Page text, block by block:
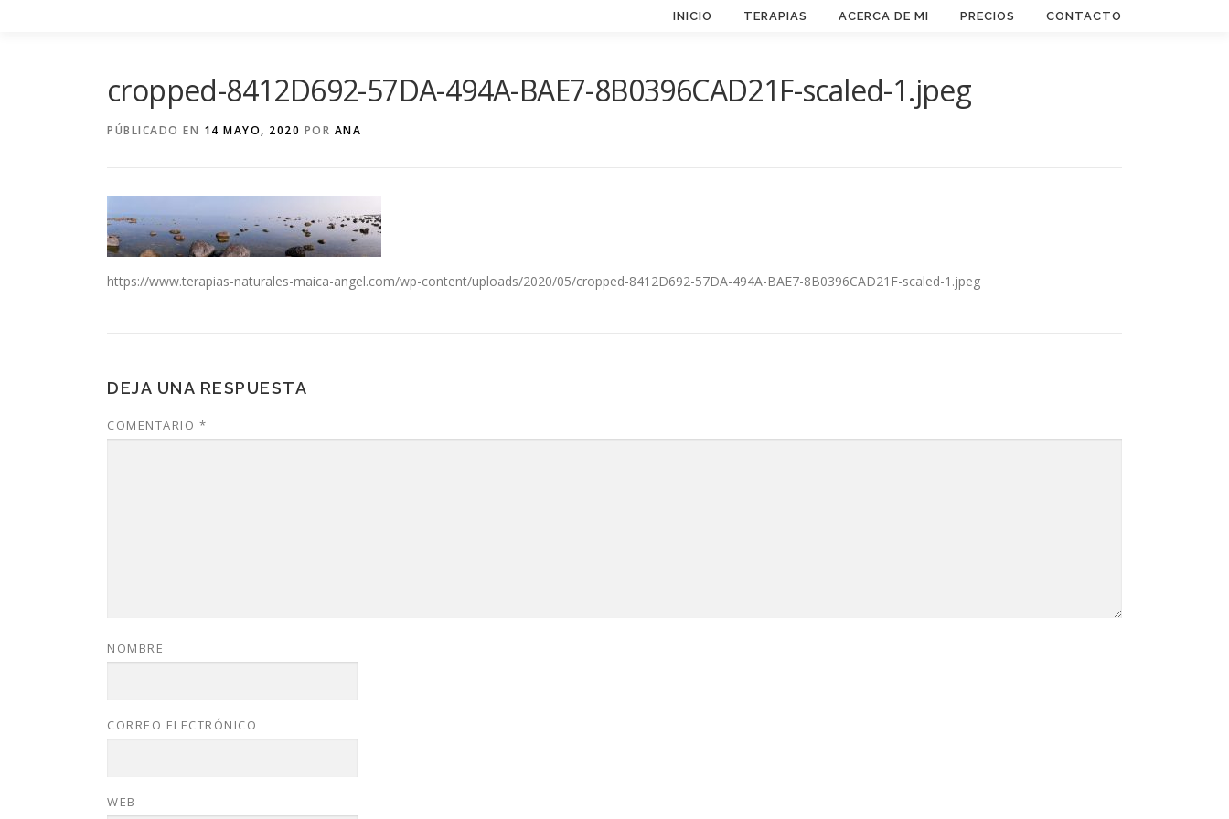
INICIO TERAPIAS ACERCA DE MI PRECIOS CONTACTO
cropped-8412D692-57DA-494A-BAE7-8B0396CAD21F-scaled-1.jpeg
PÚBLICADO EN 14 MAYO, 2020 POR ANA
https://www.terapias-naturales-maica-angel.com/wp-content/uploads/2020/05/cropped-8412D692-57DA-494A-BAE7-8B0396CAD21F-scaled-1.jpeg
DEJA UNA RESPUESTA
COMENTARIO *
NOMBRE
CORREO ELECTRÓNICO
WEB